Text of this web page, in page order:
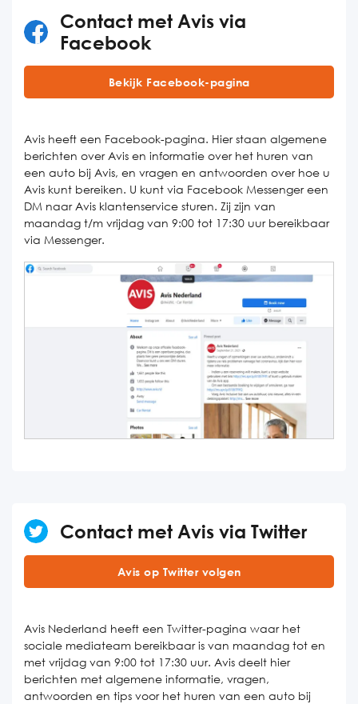
Contact met Avis via
Facebook
Bekijk Facebook-pagina
Avis heeft een Facebook-pagina. Hier staan algemene
berichten over Avis en informatie over het huren van
een auto bij Avis, en vragen en antwoorden over hoe u
Avis kunt bereiken. U kunt via Facebook Messenger een
DM naar Avis klantenservice sturen. Zij zijn van
maandag t/m vrijdag van 9:00 tot 17:30 uur bereikbaar
via Messenger.
Contact met Avis via Twitter
Avis op Twitter volgen
Avis Nederland heeft een Twitter-pagina waar het
sociale mediateam bereikbaar is van maandag tot en
met vrijdag van 9:00 tot 17:30 uur. Avis deelt hier
berichten met algemene informatie, vragen,
antwoorden en tips voor het huren van een auto bij